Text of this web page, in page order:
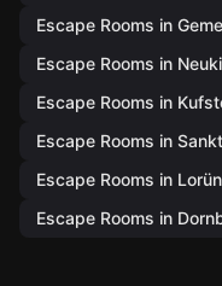
Escape Rooms in
Escape Rooms in
Escape Rooms in
Escape Rooms in
Escape Rooms in
Escape Rooms in